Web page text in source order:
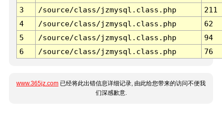
3 /source/class/jzmysql.class.php
211
4
/source/class/jzmysql.class.php
62
5
/source/class/jzmysql.class.php
94
6
/source/class/jzmysql.class.php 76
www.365jz.com 已经将此出错信息详细记录, 由此给您带来的访问不便我
们深感歉意.